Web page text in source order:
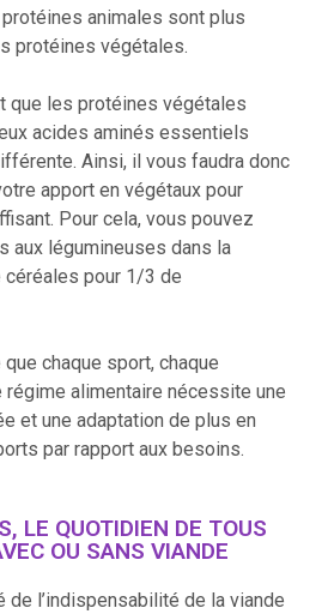
animales sont plus
protéines végétales.
que les protéines végétales
acides aminés essentiels
Ainsi, il vous faudra donc
apport en végétaux pour
Pour cela, vous pouvez
aux légumineuses dans la
pour 1/3 de
chaque sport, chaque
régime alimentaire nécessite une
et une adaptation de plus en
par rapport aux besoins.
LE QUOTIDIEN DE TOUS
OU SANS VIANDE
de l’indispensabilité de la viande